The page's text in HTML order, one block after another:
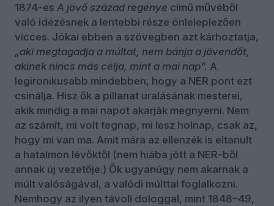
1874-es A jövő század regénye című művéből
való idézésnek a lentebbi része önleleplezően
vicces. Jókai ebben a szövegben azt kárhoztatja,
„aki megtagadja a múltat, nem bánja a jövendőt,
akinek nincs más célja, mint a mai nap”. A
legironikusabb mindebben, hogy a NER pont ezt
csinálja. Hisz ők a pillanat uralásának mesterei,
akik mindig a mai napot akarják megnyerni. Nem
az számít, mi volt tegnap, mi lesz holnap, csak az,
hogy mi van ma. Amit mára az ellenzék is eltanult
a hatalmon lévőktől (nem hiába jött a NER-ből
annak új vezetője.) Ők ugyanúgy nem akarnak a
múlt valóságával, a valódi múlttal foglalkozni.
Nemhogy az ilyen távoli dologgal, mint 1848–49,